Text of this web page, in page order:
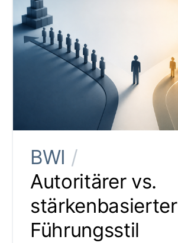
BWI /
Autoritärer vs.
stärkenbasierter
Führungsstil